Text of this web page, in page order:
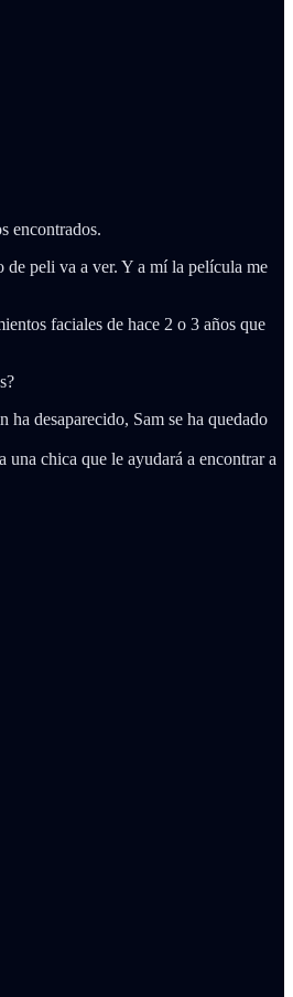
encontrados.
de peli va a ver. Y a mí la película me
faciales de hace 2 o 3 años que
ha desaparecido, Sam se ha quedado
chica que le ayudará a encontrar a